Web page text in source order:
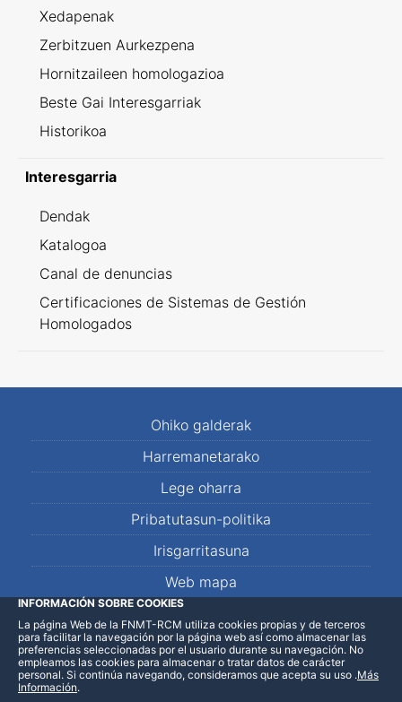
Xedapenak
Zerbitzuen Aurkezpena
Hornitzaileen homologazioa
Beste Gai Interesgarriak
Historikoa
Interesgarria
Dendak
Katalogoa
Canal de denuncias
Certificaciones de Sistemas de Gestión
Homologados
Ohiko galderak
Harremanetarako
Lege oharra
Pribatutasun-politika
Irisgarritasuna
Web mapa
LinkedInFacebookWhatsApp
INFORMACIÓN SOBRE COOKIES
La página Web de la FNMT-RCM utiliza cookies propias y de terceros
para facilitar la navegación por la página web así como almacenar las
preferencias seleccionadas por el usuario durante su navegación. No
empleamos las cookies para almacenar o tratar datos de carácter
personal. Si continúa navegando, consideramos que acepta su uso .Más
Información.